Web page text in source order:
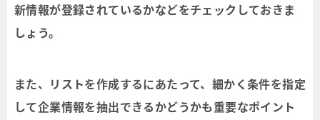
新情報が登録されているかなどをチェックしておきま
しょう。
また、リストを作成するにあたって、細かく条件を指定
して企業情報を抽出できるかどうかも重要なポイント